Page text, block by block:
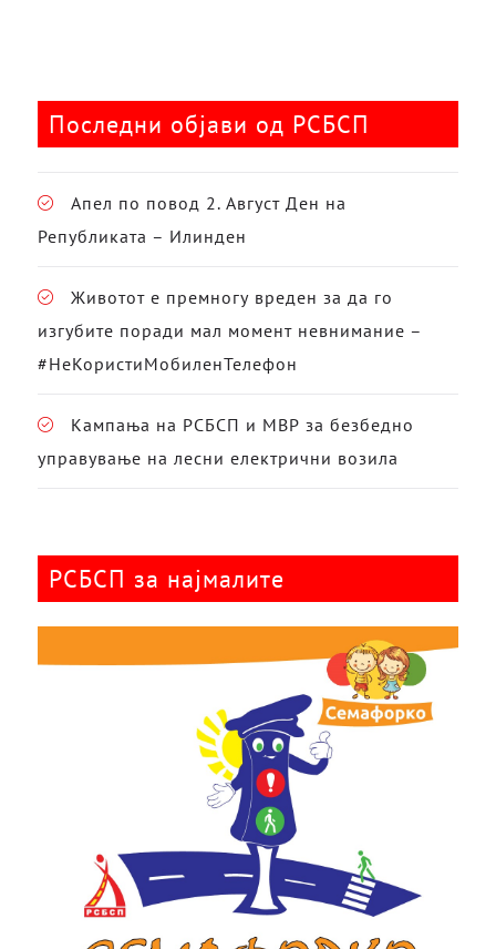
Последни објави од РСБСП
Апел по повод 2. Август Ден на
Републиката – Илинден
Животот е премногу вреден за да го
изгубите поради мал момент невнимание –
#НеКористиМобиленТелефон
Кампања на РСБСП и МВР за безбедно
управување на лесни електрични возила
РСБСП за најмалите